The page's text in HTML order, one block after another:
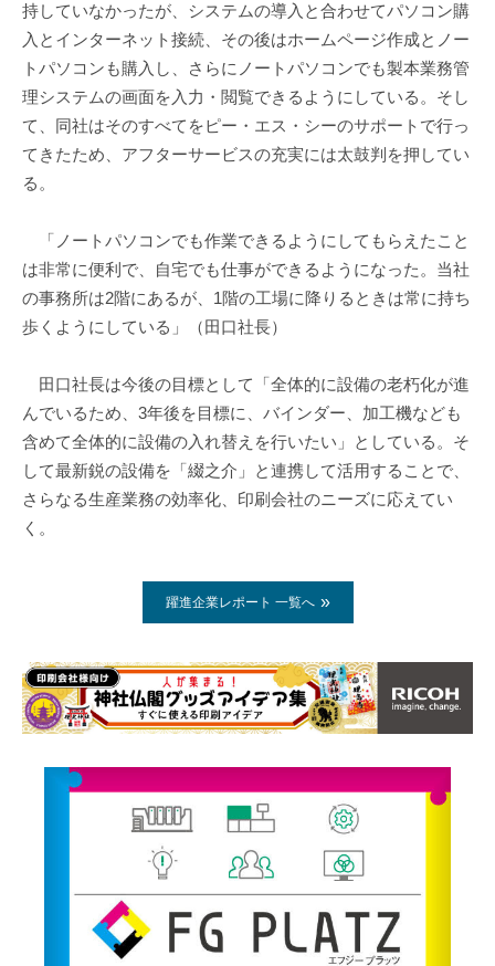
持していなかったが、システムの導入と合わせてパソコン購
入とインターネット接続、その後はホームページ作成とノー
トパソコンも購入し、さらにノートパソコンでも製本業務管
理システムの画面を入力・閲覧できるようにしている。そし
て、同社はそのすべてをピー・エス・シーのサポートで行っ
てきたため、アフターサービスの充実には太鼓判を押してい
る。
「ノートパソコンでも作業できるようにしてもらえたこと
は非常に便利で、自宅でも仕事ができるようになった。当社
の事務所は2階にあるが、1階の工場に降りるときは常に持ち
歩くようにしている」（田口社長）
田口社長は今後の目標として「全体的に設備の老朽化が進
んでいるため、3年後を目標に、バインダー、加工機なども
含めて全体的に設備の入れ替えを行いたい」としている。そ
して最新鋭の設備を「綴之介」と連携して活用することで、
さらなる生産業務の効率化、印刷会社のニーズに応えてい
く。
躍進企業レポート 一覧へ